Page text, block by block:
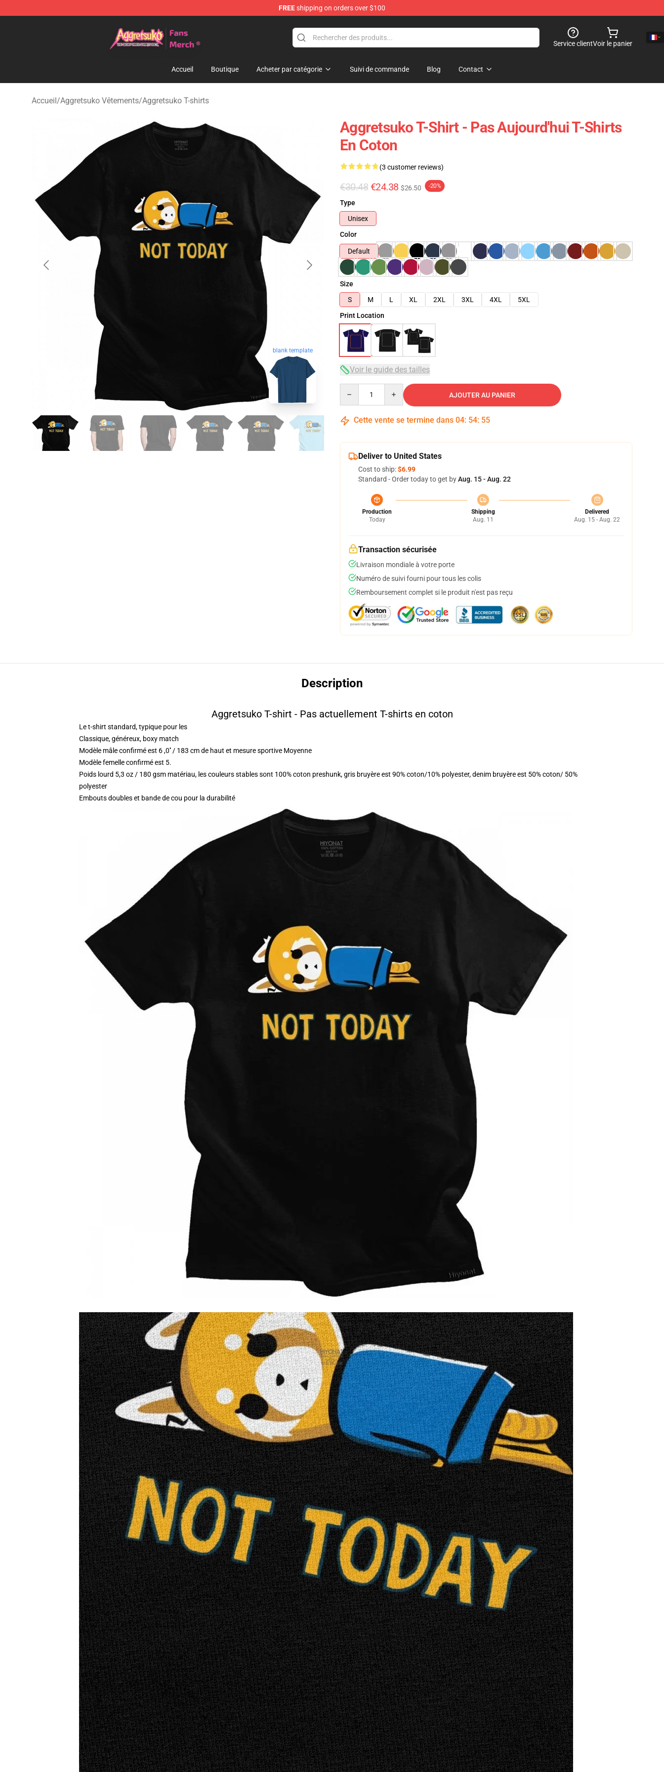
FREEshipping on orders over $100
Service clientVoir le panier
Accueil Boutique Acheter par catégorie Suivi de commande Blog Contact
Accueil/Aggretsuko Vêtements/Aggretsuko T-shirts
blank template
Aggretsuko T-Shirt - Pas Aujourd'hui T-Shirts
En Coton
(3 customer reviews)
€30.48 €24.38 $26.50 -20%
Type
Unisex
Color
Default
Size
S
M L XL 2XL 3XL 4XL
5XL
Print Location
Voir le guide des tailles
AJOUTER AU PANIER
Cette vente se termine dans 04: 54: 53
Deliver to United States
Cost to ship:$6.99
Standard - Order today to get byAug. 15 - Aug. 22
Production
Today
Shipping
Aug. 11
Delivered
Aug. 15 - Aug. 22
Transaction sécurisée
Livraison mondiale à votre porte
Numéro de suivi fourni pour tous les colis
Remboursement complet si le produit n'est pas reçu
Description
Aggretsuko T-shirt - Pas actuellement T-shirts en coton
Le t-shirt standard, typique pour les
Classique, généreux, boxy match
Modèle mâle confirmé est 6 ,0′′ / 183 cm de haut et mesure sportive Moyenne
Modèle femelle confirmé est 5.
Poids lourd 5,3 oz / 180 gsm matériau, les couleurs stables sont 100% coton preshunk, gris bruyère est 90% coton/10% polyester, denim bruyère est 50% coton/ 50%
polyester
Embouts doubles et bande de cou pour la durabilité